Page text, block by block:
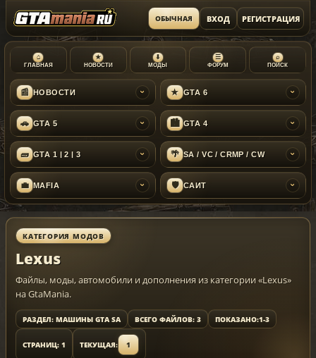
ОБЫЧНАЯ ВХОД РЕГИСТРАЦИЯ
⌂
ГЛАВНАЯ
★
НОВОСТИ
⬇
МОДЫ
☰
ФОРУМ
⌕
ПОИСК
📰 НОВОСТИ › ★ GTA 6 ›
🚗 GTA 5 › 🏙 GTA 4 ›
🧱 GTA 1 | 2 | 3 › 🌴 SA / VC / CRMP / CW ›
💼 MAFIA › 🛡 САЙТ ›
КАТЕГОРИЯ МОДОВ
Lexus
Файлы, моды, автомобили и дополнения из категории «Lexus»
на GtaMania.
РАЗДЕЛ: МАШИНЫ GTA SA ВСЕГО ФАЙЛОВ: 3 ПОКАЗАНО:1-3
СТРАНИЦ: 1 ТЕКУЩАЯ: 1